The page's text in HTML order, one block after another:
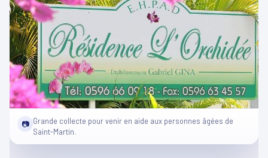
📷 Grande collecte pour venir en aide aux personnes âgées de
Saint-Martin.